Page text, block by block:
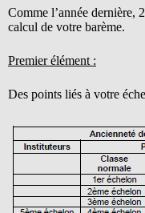
Comme l’année dernière,
calcul de votre barème.
Premier élément :
Des points liés à votre